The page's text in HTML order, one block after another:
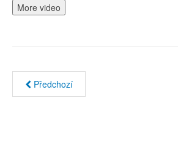
More video
Předchozí